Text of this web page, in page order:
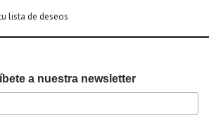
lista de deseos
a nuestra newsletter